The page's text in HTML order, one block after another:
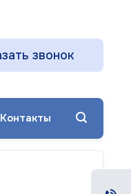
звонок
Контакты